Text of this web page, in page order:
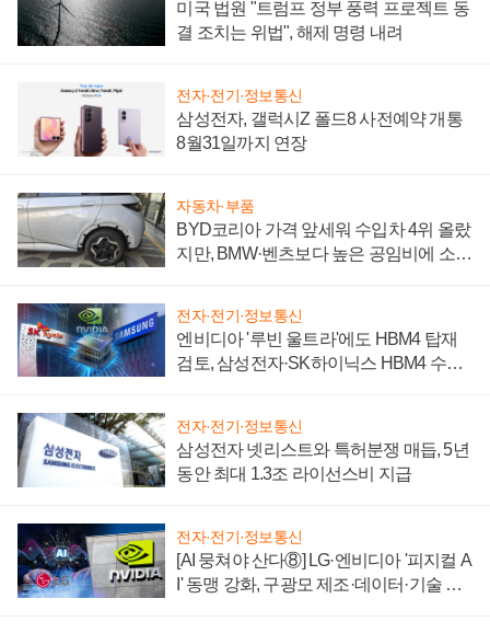
미국 법원 "트럼프 정부 풍력 프로젝트 동
결 조치는 위법", 해제 명령 내려
전자·전기·정보통신
삼성전자, 갤럭시Z 폴드8 사전예약 개통
8월31일까지 연장
자동차·부품
BYD코리아 가격 앞세워 수입차 4위 올랐
지만, BMW·벤츠보다 높은 공임비에 소비
전자·전기·정보통신
엔비디아 '루빈 울트라'에도 HBM4 탑재
검토, 삼성전자·SK하이닉스 HBM4 수율
전자·전기·정보통신
삼성전자 넷리스트와 특허분쟁 매듭, 5년
동안 최대 1.3조 라이선스비 지급
전자·전기·정보통신
[AI 뭉쳐야 산다⑧] LG·엔비디아 '피지컬 A
I' 동맹 강화, 구광모 제조·데이터·기술 결